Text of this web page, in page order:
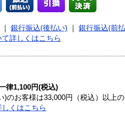
銀行振込(後払い) 銀行振込(前
詳しくはこちら
律1,100円(税込)
のお客様は33,000円（税込）以上の
くはこちら